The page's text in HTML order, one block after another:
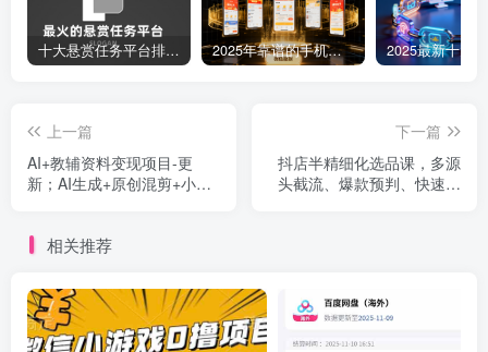
十大悬赏任务平台排行榜（全网最好的悬赏任务平台） 2025年靠谱的手机赚钱app（5款真实可靠可以微信提现的赚钱软件）
上一篇
AI+教辅资料变现项目-更
新；AI生成+原创混剪+小红
下一篇
抖店半精细化选品课，多源
头截流、爆款预判、快速铺
相关推荐